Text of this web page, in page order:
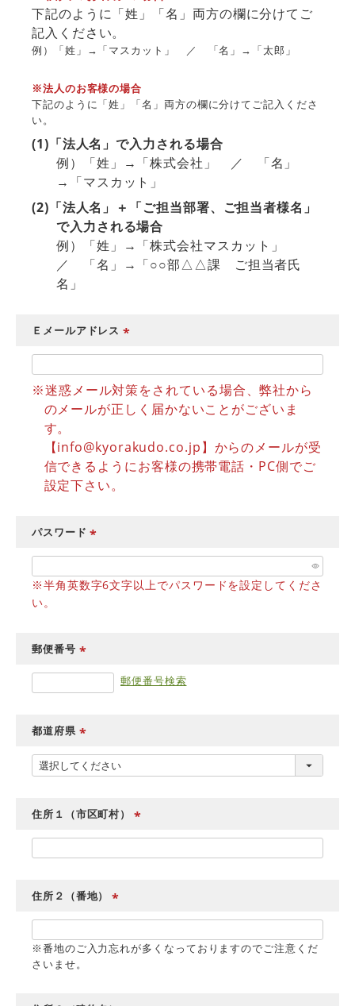
下記のように「姓」「名」両方の欄に分けてご
記入ください。
例）「姓」→「マスカット」 ／ 「名」→「太郎」
※法人のお客様の場合
下記のように「姓」「名」両方の欄に分けてご記入くださ
い。
(1)「法人名」で入力される場合
例）「姓」→「株式会社」 ／ 「名」
→「マスカット」
(2)「法人名」＋「ご担当部署、ご担当者様名」
で入力される場合
例）「姓」→「株式会社マスカット」
／ 「名」→「○○部△△課 ご担当者氏
名」
Ｅメールアドレス
須
)
※迷惑メール対策をされている場合、弊社から
のメールが正しく届かないことがございま
す。
【info@kyorakudo.co.jp】からのメールが受
信できるようにお客様の携帯電話・PC側でご
設定下さい。
パスワード
(
須
※半角英数字6文字以上でパスワードを設定してくださ
い。
郵便番号
(
郵便番号検索
都道府県
(
必
住所１（市区町村）
(
住所２（番地）
(
須
※番地のご入力忘れが多くなっておりますのでご注意くだ
さいませ。